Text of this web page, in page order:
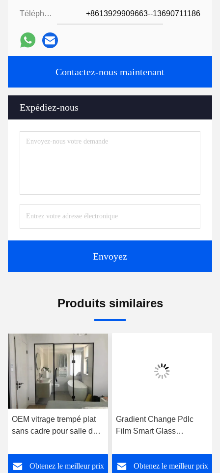
Téléphone: +8613929909663--13690711186
Contactez-nous maintenant
Expédiez-nous
Envoyez
Produits similaires
OEM vitrage trempé plat
sans cadre pour salle de
Obtenez le meilleur prix
Gradient Change Pdlc
Film Smart Glass
de bureau
Obtenez le meilleur prix